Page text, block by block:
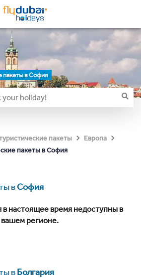
пакеты в София
пакеты
Европа
пакеты в София
вСофия
настоящее время недоступны в
вашем регионе.
вБолгария